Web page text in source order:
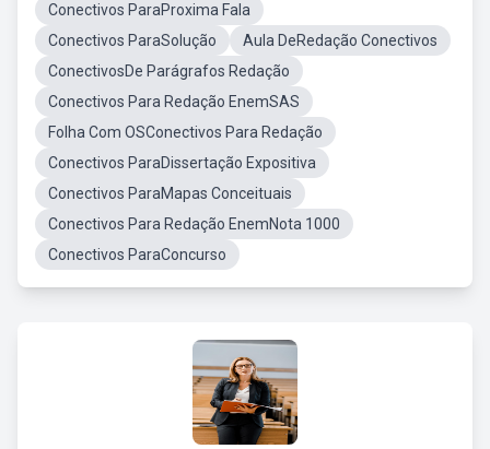
Conectivos ParaProxima Fala
Conectivos ParaSolução
Aula DeRedação Conectivos
ConectivosDe Parágrafos Redação
Conectivos Para Redação EnemSAS
Folha Com OSConectivos Para Redação
Conectivos ParaDissertação Expositiva
Conectivos ParaMapas Conceituais
Conectivos Para Redação EnemNota 1000
Conectivos ParaConcurso